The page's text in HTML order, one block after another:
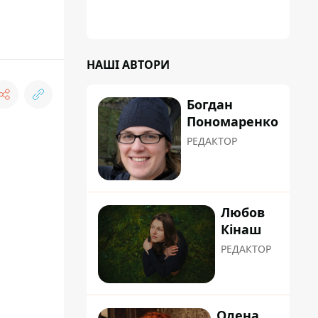
НАШІ АВТОРИ
Богдан
Пономаренко
РЕДАКТОР
Любов
Кінаш
РЕДАКТОР